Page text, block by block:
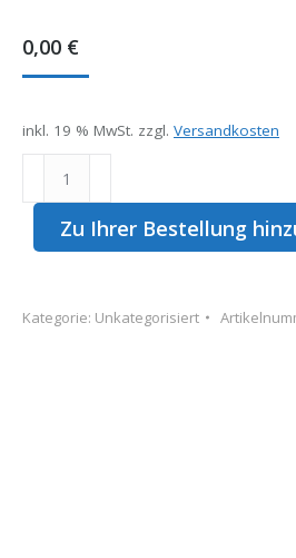
0,00 €
inkl. 19 % MwSt. zzgl. Versandkosten
(Kiste
Menge
Zu Ihrer Bestellung
Kategorie: Unkategorisiert